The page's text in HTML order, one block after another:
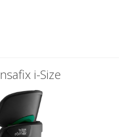
i-Size